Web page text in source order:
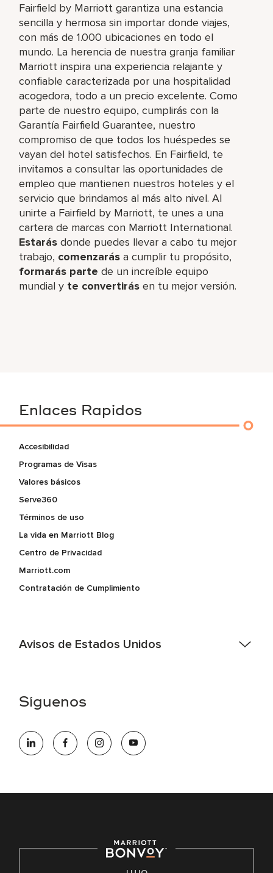
Fairfield by Marriott garantiza una estancia
sencilla y hermosa sin importar donde viajes,
con más de 1.000 ubicaciones en todo el
mundo. La herencia de nuestra granja familiar
Marriott inspira una experiencia relajante y
confiable caracterizada por una hospitalidad
acogedora, todo a un precio excelente. Como
parte de nuestro equipo, cumplirás con la
Garantía Fairfield Guarantee, nuestro
compromiso de que todos los huéspedes se
vayan del hotel satisfechos. En Fairfield, te
invitamos a consultar las oportunidades de
empleo que mantienen nuestros hoteles y el
servicio que brindamos al más alto nivel. Al
unirte a Fairfield by Marriott, te unes a una
cartera de marcas con Marriott International.
Estarás donde puedes llevar a cabo tu mejor
trabajo,​ comenzarás a cumplir tu propósito,
formarás parte de un increíble​ equipo
mundial y te convertirás en tu mejor versión.
Enlaces Rapidos
Accesibilidad
Programas de Visas
Valores básicos
Serve360
Términos de uso
La vida en Marriott Blog
Centro de Privacidad
Marriott.com
Contratación de Cumplimiento
Avisos de Estados Unidos
electrónico hqaffirmativeaction@marriott.com
oportunidades que se compromete a contratar una fuerza
de trabajo diversa y a mantener una cultura inclusiva.
Derecho a trabajar inglés/español
Conozca sus derechos
Síguenos